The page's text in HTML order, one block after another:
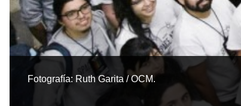
Fotografía: Ruth Garita / OCM.